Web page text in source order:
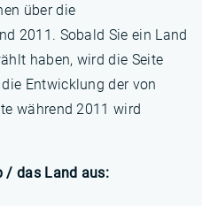
über die
2011. Sobald Sie ein Land
haben, wird die Seite
Entwicklung der von
während 2011 wird
/ das Land aus: